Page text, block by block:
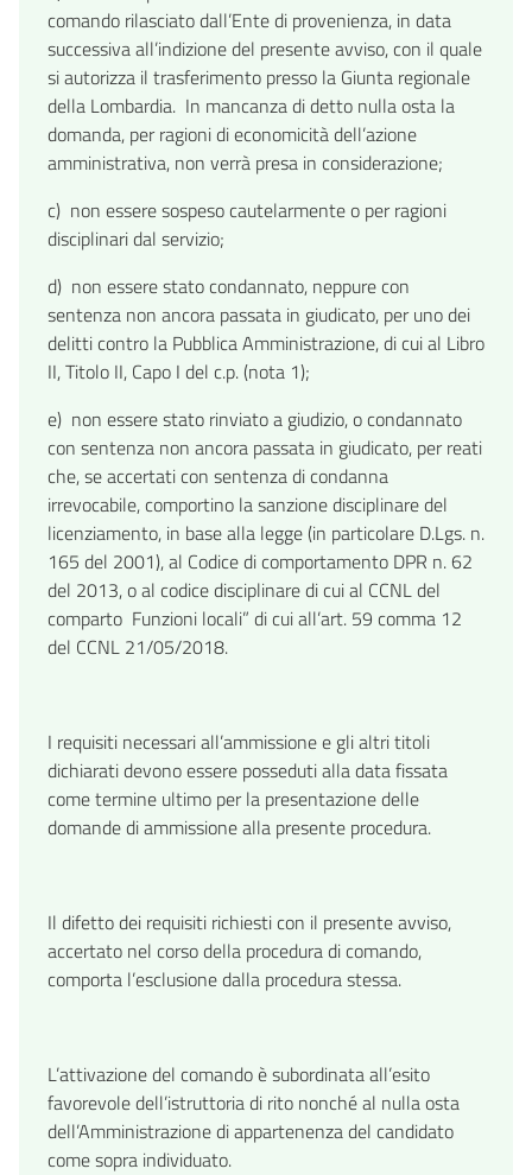
comando rilasciato dall’Ente di provenienza, in data
successiva all’indizione del presente avviso, con il quale
si autorizza il trasferimento presso la Giunta regionale
della Lombardia. In mancanza di detto nulla osta la
domanda, per ragioni di economicità dell’azione
amministrativa, non verrà presa in considerazione;
c) non essere sospeso cautelarmente o per ragioni
disciplinari dal servizio;
d) non essere stato condannato, neppure con
sentenza non ancora passata in giudicato, per uno dei
delitti contro la Pubblica Amministrazione, di cui al Libro
II, Titolo II, Capo I del c.p. (nota 1);
e) non essere stato rinviato a giudizio, o condannato
con sentenza non ancora passata in giudicato, per reati
che, se accertati con sentenza di condanna
irrevocabile, comportino la sanzione disciplinare del
licenziamento, in base alla legge (in particolare D.Lgs. n.
165 del 2001), al Codice di comportamento DPR n. 62
del 2013, o al codice disciplinare di cui al CCNL del
comparto Funzioni locali” di cui all’art. 59 comma 12
del CCNL 21/05/2018.
I requisiti necessari all’ammissione e gli altri titoli
dichiarati devono essere posseduti alla data fissata
come termine ultimo per la presentazione delle
domande di ammissione alla presente procedura.
Il difetto dei requisiti richiesti con il presente avviso,
accertato nel corso della procedura di comando,
comporta l’esclusione dalla procedura stessa.
L’attivazione del comando è subordinata all’esito
favorevole dell’istruttoria di rito nonché al nulla osta
dell’Amministrazione di appartenenza del candidato
come sopra individuato.